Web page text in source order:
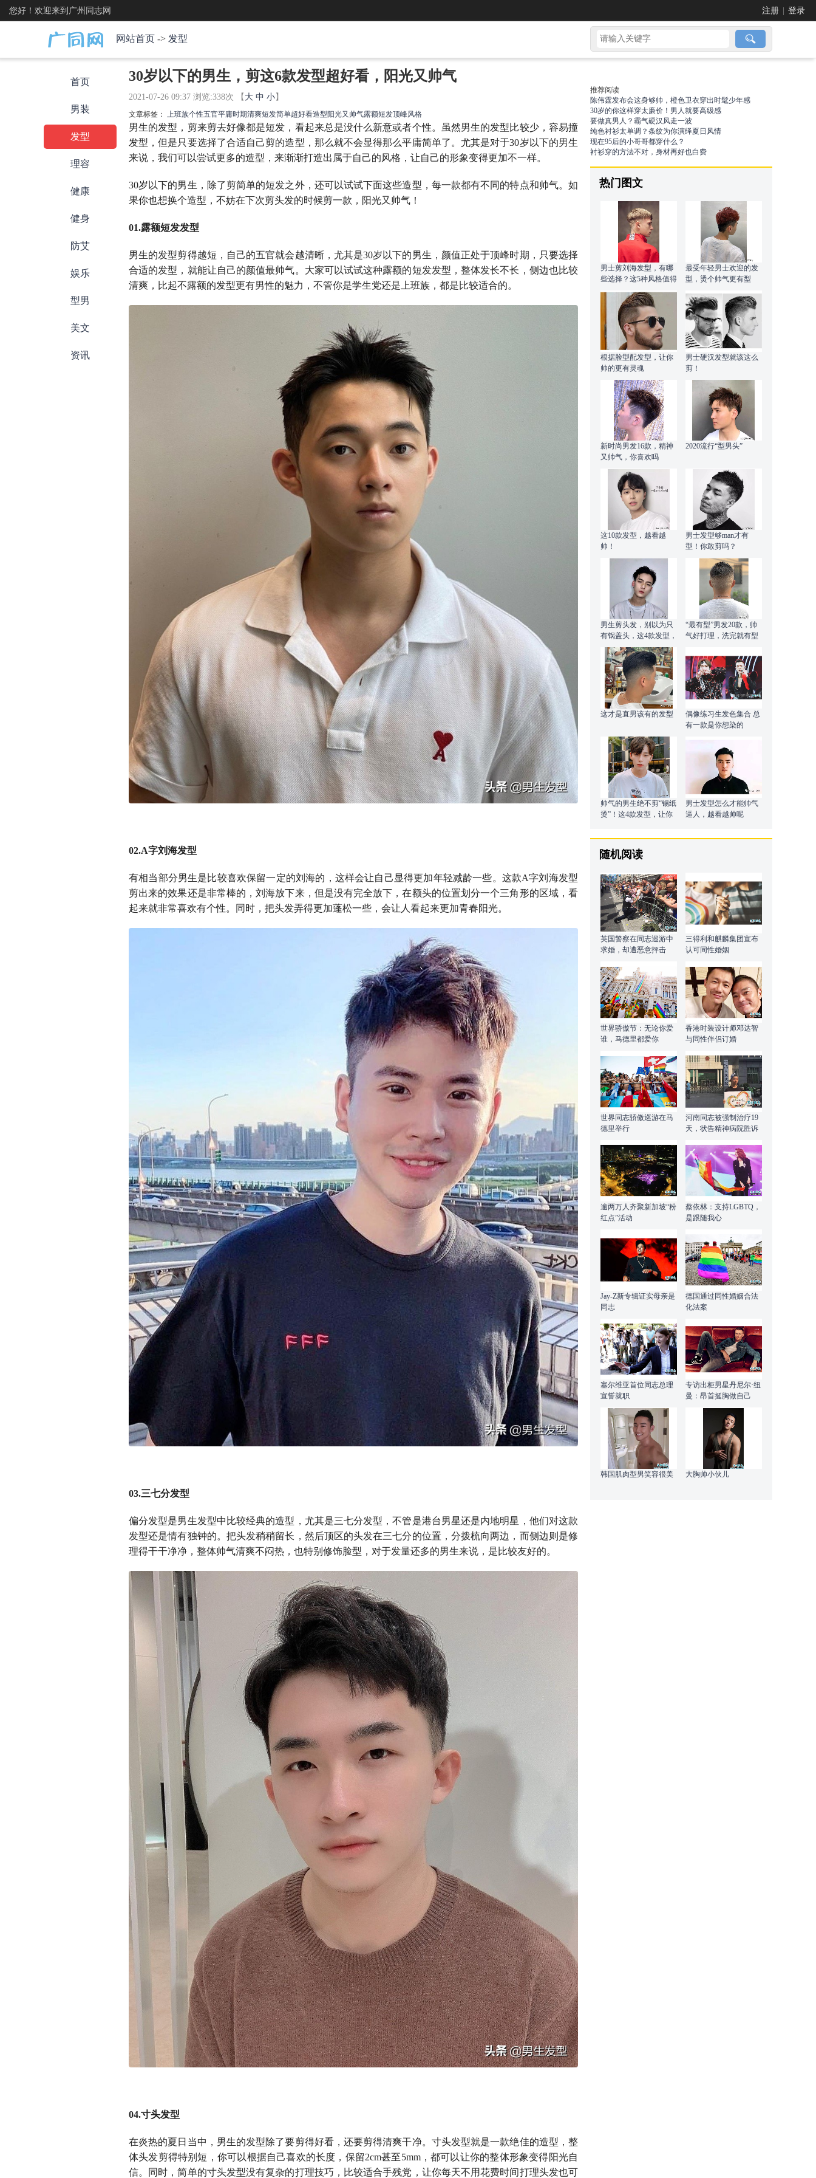
您好！欢迎来到广州同志网 注册 登录
网站首页 -> 发型
首页
男装
发型
理容
健康
健身
防艾
娱乐
型男
美文
资讯
30岁以下的男生，剪这6款发型超好看，阳光又帅气
2021-07-26 09:37 浏览:338次 【 大 中 小 】
文章标签： 上班族个性五官平庸时期清爽短发简单超好看造型 阳光又帅气露额短发顶峰风格
男生的发型，剪来剪去好像都是短发，看起来总是没什么新意或者个性。虽然男生的发型比较少，容易撞
发型，但是只要选择了合适自己剪的造型，那么就不会显得那么平庸简单了。尤其是对于30岁以下的男生
来说，我们可以尝试更多的造型，来渐渐打造出属于自己的风格，让自己的形象变得更加不一样。
30岁以下的男生，除了剪简单的短发之外，还可以试试下面这些造型，每一款都有不同的特点和帅气。如
果你也想换个造型，不妨在下次剪头发的时候剪一款，阳光又帅气！
01.露额短发发型
男生的发型剪得越短，自己的五官就会越清晰，尤其是30岁以下的男生，颜值正处于顶峰时期，只要选择
合适的发型，就能让自己的颜值最帅气。大家可以试试这种露额的短发发型，整体发长不长，侧边也比较
清爽，比起不露额的发型更有男性的魅力，不管你是学生党还是上班族，都是比较适合的。
02.A字刘海发型
有相当部分男生是比较喜欢保留一定的刘海的，这样会让自己显得更加年轻减龄一些。这款A字刘海发型
剪出来的效果还是非常棒的，刘海放下来，但是没有完全放下，在额头的位置划分一个三角形的区域，看
起来就非常喜欢有个性。同时，把头发弄得更加蓬松一些，会让人看起来更加青春阳光。
03.三七分发型
偏分发型是男生发型中比较经典的造型，尤其是三七分发型，不管是港台男星还是内地明星，他们对这款
发型还是情有独钟的。把头发稍稍留长，然后顶区的头发在三七分的位置，分拨梳向两边，而侧边则是修
理得干干净净，整体帅气清爽不闷热，也特别修饰脸型，对于发量还多的男生来说，是比较友好的。
04.寸头发型
在炎热的夏日当中，男生的发型除了要剪得好看，还要剪得清爽干净。寸头发型就是一款绝佳的造型，整
体头发剪得特别短，你可以根据自己喜欢的长度，保留2cm甚至5mm，都可以让你的整体形象变得阳光自
信。同时，简单的寸头发型没有复杂的打理技巧，比较适合手残党，让你每天不用花费时间打理头发也可
推荐阅读
陈伟霆发布会这身够帅，橙色卫衣穿出时髦少年感
30岁的你这样穿太廉价！男人就要高级感
要做真男人？霸气硬汉风走一波
纯色衬衫太单调？条纹为你演绎夏日风情
现在95后的小哥哥都穿什么？
衬衫穿的方法不对，身材再好也白费
热门图文
男士剪刘海发型，有哪
些选择？这5种风格值得
最受年轻男士欢迎的发
型，烫个帅气更有型
根据脸型配发型，让你
帅的更有灵魂
男士硬汉发型就该这么
剪！
新时尚男发16款，精神
又帅气，你喜欢吗
2020流行“型男头”
这10款发型，越看越
帅！
男士发型够man才有
型！你敢剪吗？
男生剪头发，别以为只
有锅盖头，这4款发型，
露出额头更帅气
“最有型”男发20款，帅
气好打理，洗完就有型
这才是直男该有的发型
偶像练习生发色集合 总
有一款是你想染的
帅气的男生绝不剪“锡纸
烫”！这4款发型，让你
男士发型怎么才能帅气
逼人，越看越帅呢
随机阅读
英国警察在同志巡游中
求婚，却遭恶意抨击
三得利和麒麟集团宣布
认可同性婚姻
世界骄傲节：无论你爱
谁，马德里都爱你
香港时装设计师邓达智
与同性伴侣订婚
世界同志骄傲巡游在马
德里举行
河南同志被强制治疗19
天，状告精神病院胜诉
逾两万人齐聚新加坡“粉
红点”活动
蔡依林：支持LGBTQ，
是跟随我心
Jay-Z新专辑证实母亲是
同志
德国通过同性婚姻合法
化法案
塞尔维亚首位同志总理
宣誓就职
专访出柜男星丹尼尔·纽
曼：昂首挺胸做自己
韩国肌肉型男笑容很美 大胸帅小伙儿